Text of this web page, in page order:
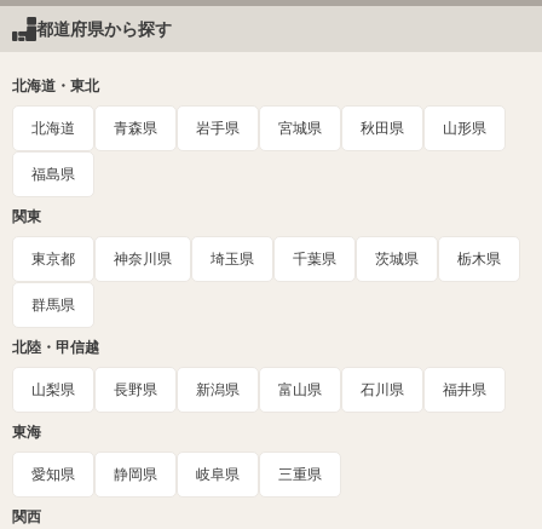
都道府県から探す
北海道・東北
北海道 青森県 岩手県 宮城県 秋田県 山形県
福島県
関東
東京都 神奈川県 埼玉県 千葉県 茨城県 栃木県
群馬県
北陸・甲信越
山梨県 長野県 新潟県 富山県 石川県 福井県
東海
愛知県 静岡県 岐阜県 三重県
関西